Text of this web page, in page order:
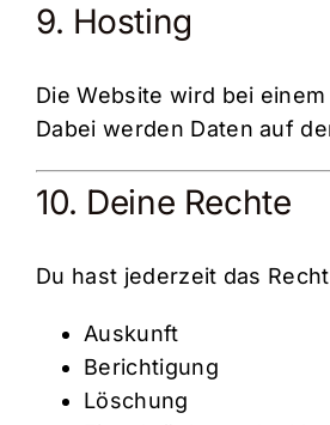
9. Hosting
Die Website wird bei
Dabei werden Daten auf
10. Deine Rechte
Du hast jederzeit das
Auskunft
Berichtigung
Löschung